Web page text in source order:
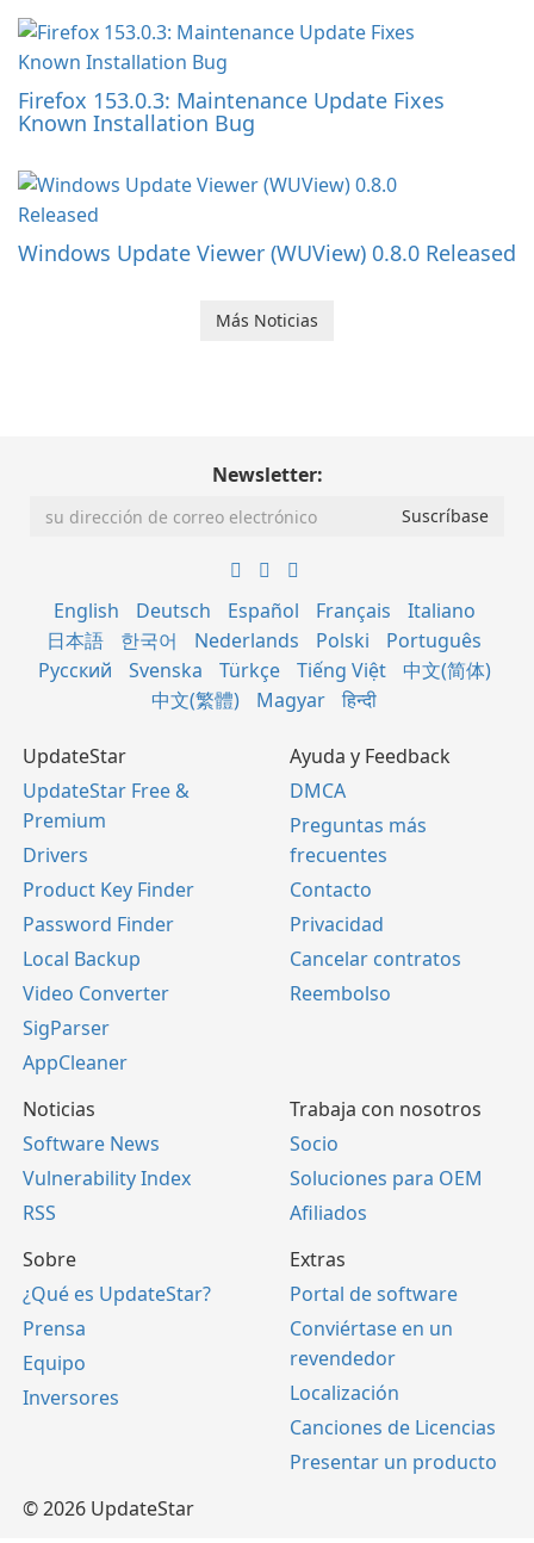
Firefox 153.0.3: Maintenance Update Fixes
Known Installation Bug
Windows Update Viewer (WUView) 0.8.0 Released
Más Noticias
Newsletter:
English Deutsch Español Français
Italiano
日本語
한국어 Nederlands Polski
Português
Русский
Svenska Türkçe Tiếng Việt
中文(简体)
中文(繁體)
Magyar हिन्दी
UpdateStar
UpdateStar Free &
Premium
Drivers
Product Key Finder
Password Finder
Local Backup
Video Converter
SigParser
AppCleaner
Ayuda y Feedback
DMCA
Preguntas más
frecuentes
Contacto
Privacidad
Cancelar contratos
Reembolso
Noticias
Software News
Vulnerability Index
RSS
Trabaja con nosotros
Socio
Soluciones para OEM
Afiliados
Sobre
¿Qué es UpdateStar?
Prensa
Equipo
Inversores
Extras
Portal de software
Conviértase en un
revendedor
Localización
Canciones de Licencias
Presentar un producto
© 2026 UpdateStar